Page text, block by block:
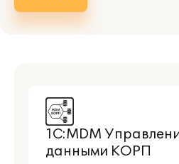
1С:MDM
данными КОРП